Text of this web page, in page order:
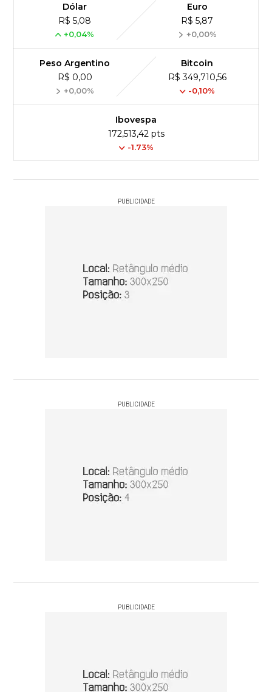
Dólar
R$ 5,08
+0,04%
Euro
R$ 5,87
+0,00%
Peso Argentino
R$ 0,00
+0,00%
Bitcoin
R$ 349,710,56
-0,10%
Ibovespa
172,513,42 pts
-1.73%
PUBLICIDADE
PUBLICIDADE
PUBLICIDADE